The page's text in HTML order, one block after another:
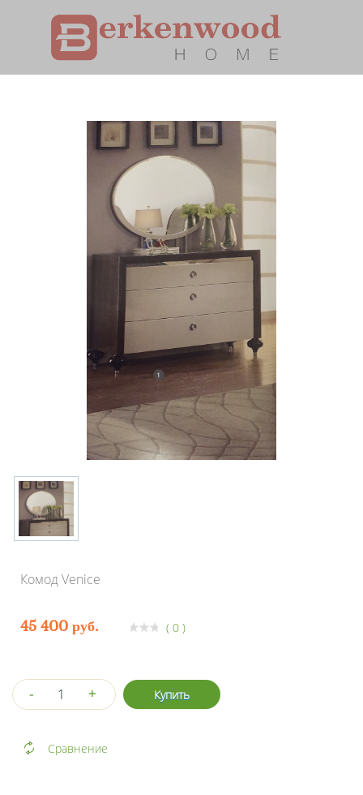
Главная страница
Каталог
Американская мебель Berkenwood
Комод Venice
Комод Venice
45 400 руб. ( 0 )
- + Купить
Сравнение